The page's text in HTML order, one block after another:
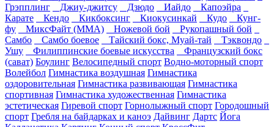
Грэпплинг
Джиу-джитсу Дзюдо Иайдо
Капоэйра
Карате
Кендо Кикбоксинг Киокусинкай Кудо
Кунг-
фу
МиксФайт (ММА) Ножевой бой
Рукопашный бой
Самбо
Самбо боевое Тайский бокс, Муай-тай
Тэквондо
Ушу
Филиппинские боевые искусства
Французский бокс
(сават) Боулинг Велосипедный спорт Водно-моторный спорт
Волейбол Гимнастика воздушная Гимнастика
оздоровительная Гимнастика развивающая Гимнастика
спортивная Гимнастика художественная Гимнастика
эстетическая Гиревой спорт Горнолыжный спорт Городошный
спорт Гребля на байдарках и каноэ Дайвинг Дартс Йога